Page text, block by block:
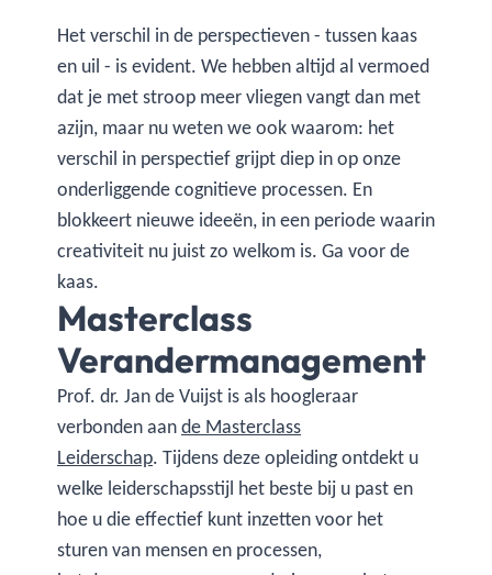
Het verschil in de perspectieven - tussen kaas
en uil - is evident. We hebben altijd al vermoed
dat je met stroop meer vliegen vangt dan met
azijn, maar nu weten we ook waarom: het
verschil in perspectief grijpt diep in op onze
onderliggende cognitieve processen. En
blokkeert nieuwe ideeën, in een periode waarin
creativiteit nu juist zo welkom is. Ga voor de
kaas.
Masterclass
Verandermanagement
Prof. dr. Jan de Vuijst is als hoogleraar
verbonden aande Masterclass
Leiderschap. Tijdens deze opleiding ontdekt u
welke leiderschapsstijl het beste bij u past en
hoe u die effectief kunt inzetten voor het
sturen van mensen en processen,